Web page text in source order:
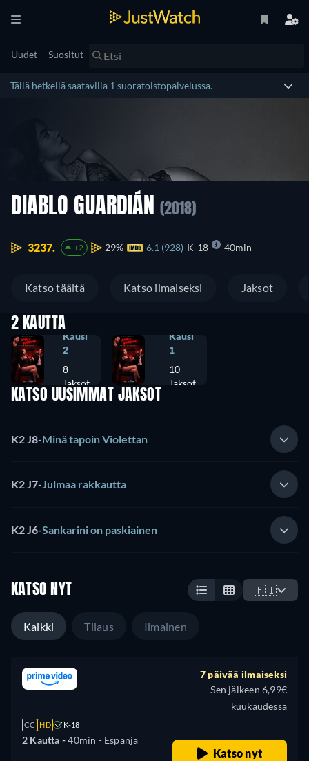
Uudet Suositut
Tällä hetkellä saatavilla 1 suoratoistopalvelussa.
DIABLO GUARDIÁN (2018)
3237. +2 29% 6.1 (928) K-18 40min
Katso täältä Katso ilmaiseksi Jaksot
2 KAUTTA
Kausi
2
8
Jaksot
Kausi
1
10
Jaksot
KATSO UUSIMMAT JAKSOT
K2 J8-Minä tapoin Violettan
K2 J7-Julmaa rakkautta
K2 J6-Sankarini on paskiainen
KATSO NYT 🇫🇮
Kaikki Tilaus Ilmainen
CC HD K-18
2 Kautta -40min - Espanja
7 päivää ilmaiseksi
Sen jälkeen 6,99€
kuukaudessa
Katso nyt